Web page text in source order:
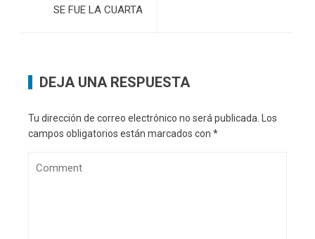
SE FUE LA CUARTA
DEJA UNA RESPUESTA
Tu dirección de correo electrónico no será publicada.
Los
campos obligatorios están marcados con *